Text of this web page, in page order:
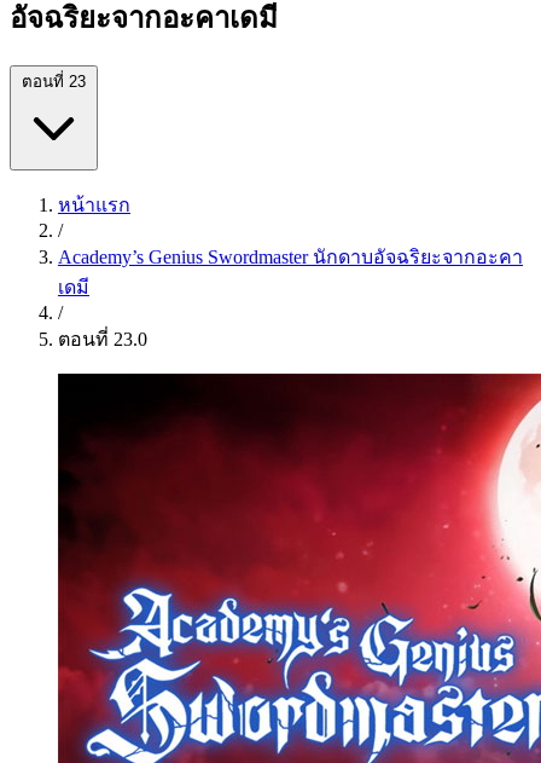
อัจฉริยะจากอะคาเดมี
ตอนที่ 23
หน้าแรก
/
Academy’s Genius Swordmaster นักดาบอัจฉริยะจากอะคา
เดมี
/
ตอนที่ 23.0